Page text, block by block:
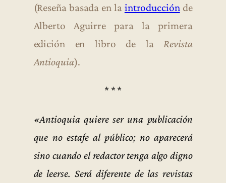
(Reseña basada en la introducciónde
Alberto Aguirre para la primera
edición en libro de laRevista
Antioquia).
* * *
«Antioquia quiere ser una publicación
que no estafe al público; no aparecerá
sino cuando el redactor tenga algo digno
de leerse. Será diferente de las revistas